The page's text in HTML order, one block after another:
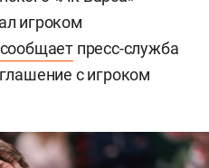
игроком
сообщает пресс-служба
с игроком